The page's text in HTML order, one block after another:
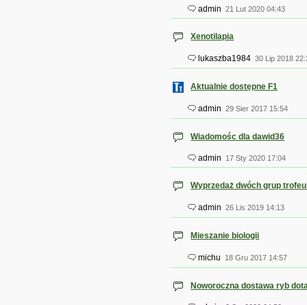
admin 21 Lut 2020 04:43
Xenotilapia
lukaszba1984 30 Lip 2018
Aktualnie dostępne F1
admin 29 Sier 2017 15:54
Wiadomośc dla dawid36
admin 17 Sty 2020 17:04
Wyprzedaż dwóch grup
admin 26 Lis 2019 14:13
Mieszanie biologii
michu 18 Gru 2017 14:57
Noworoczna dostawa ryb